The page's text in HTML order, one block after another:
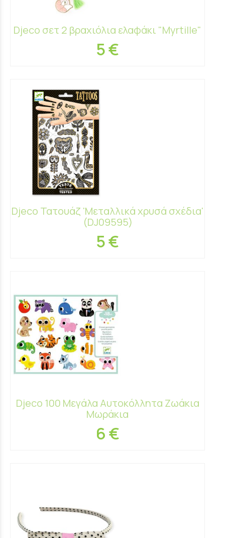
Djeco σετ 2 βραχιόλια ελαφάκι "Myrtille"
5 €
Djeco Τατουάζ 'Μεταλλικά χρυσά σχέδια'
(DJ09595)
5 €
Djeco 100 Μεγάλα Αυτοκόλλητα Ζωάκια
Μωράκια
6 €